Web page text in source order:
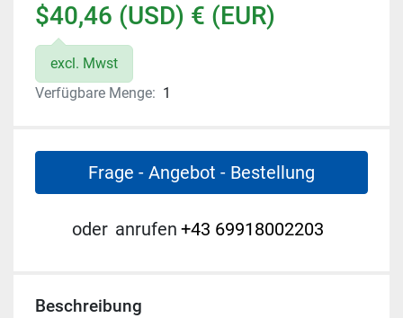
$40,46 (USD) € (EUR)
excl. Mwst
Verfügbare Menge: 1
Frage - Angebot - Bestellung
oder anrufen +43 69918002203
Beschreibung